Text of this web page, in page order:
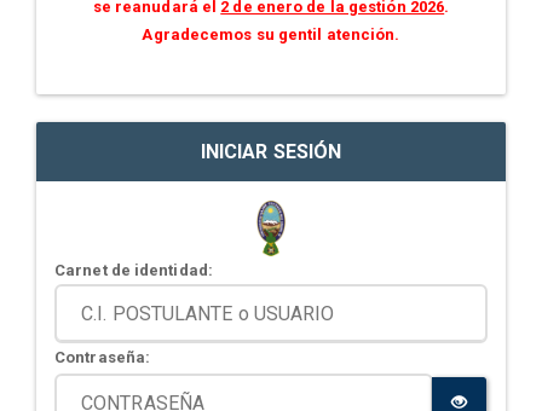
se reanudará el 2 de enero de la gestión 2026.
Agradecemos su gentil atención.
INICIAR SESIÓN
Carnet de identidad:
Contraseña: